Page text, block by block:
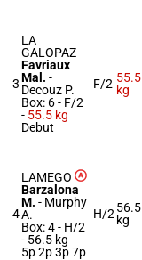
3
LA
GALOPAZ
Favriaux
Mal. -
Decouz P.
Box: 6 - F/2
- 55.5 kg
Debut
F/2 55.5
kg
4
LAMEGO
Barzalona
M. - Murphy
A.
Box: 4 - H/2
- 56.5 kg
5p 2p 3p 7p
H/2 56.5
kg